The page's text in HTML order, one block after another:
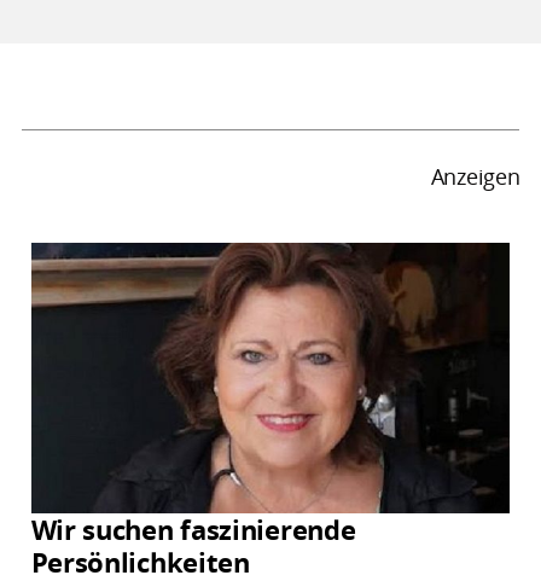
Anzeigen
Wir suchen faszinierende
Persönlichkeiten